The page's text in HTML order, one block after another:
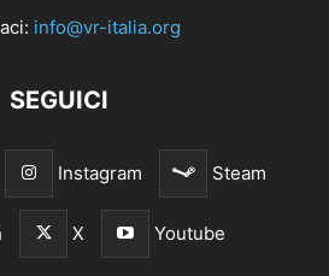
info@vr-italia.org
SEGUICI
Instagram Steam
X Youtube